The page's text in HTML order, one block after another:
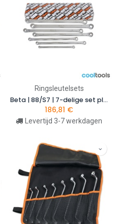
Ringsleutelsets
Beta | 88/S7 | 7-delige set platte ringsleutels, extra lange uitvoering | 000880107
186,81 €
Levertijd 3-7 werkdagen